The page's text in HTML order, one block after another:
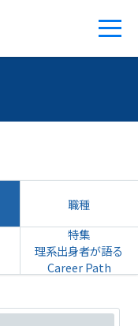
職種
特集
理系出身者が語る
Career Path